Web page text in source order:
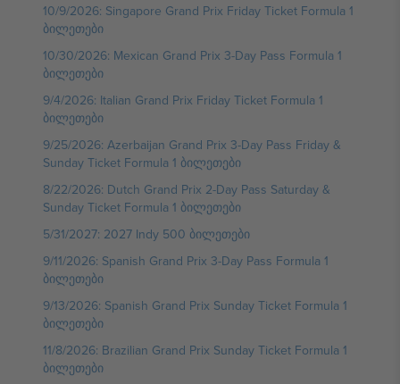
10/9/2026: Singapore Grand Prix Friday Ticket Formula 1
ბილეთები
10/30/2026: Mexican Grand Prix 3-Day Pass Formula 1
ბილეთები
9/4/2026: Italian Grand Prix Friday Ticket Formula 1
ბილეთები
9/25/2026: Azerbaijan Grand Prix 3-Day Pass Friday &
Sunday Ticket Formula 1 ბილეთები
8/22/2026: Dutch Grand Prix 2-Day Pass Saturday &
Sunday Ticket Formula 1 ბილეთები
5/31/2027: 2027 Indy 500 ბილეთები
9/11/2026: Spanish Grand Prix 3-Day Pass Formula 1
ბილეთები
9/13/2026: Spanish Grand Prix Sunday Ticket Formula 1
ბილეთები
11/8/2026: Brazilian Grand Prix Sunday Ticket Formula 1
ბილეთები